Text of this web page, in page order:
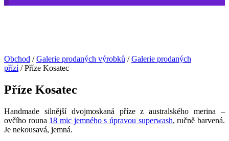
Obchod /Galerie prodaných výrobků /Galerie prodaných
přízí/ Příze Kosatec
Příze Kosatec
Handmade silnější dvojmoskaná příze z australského merina –
ovčího rouna 18 mic jemného s úpravou superwash, ručně barvená.
Je nekousavá, jemná.